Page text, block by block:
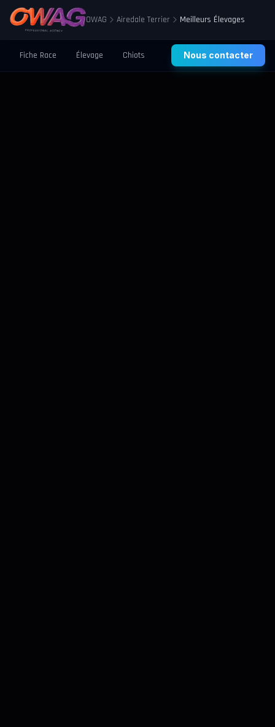
OWAG Airedale Terrier Meilleurs Élevages
Fiche Race Élevage Chiots Santé Éducation
Nous contacter